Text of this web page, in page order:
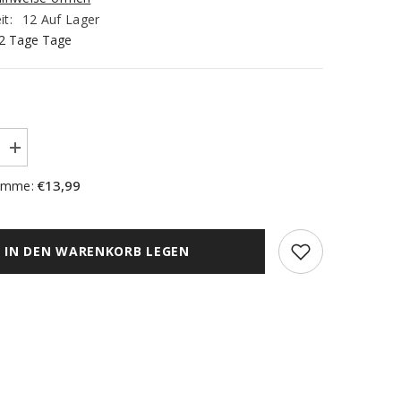
12 Auf Lager
Tage Tage
Menge
erhöhen
für
Bistro
2
weiß
€13,99
IN DEN WARENKORB LEGEN